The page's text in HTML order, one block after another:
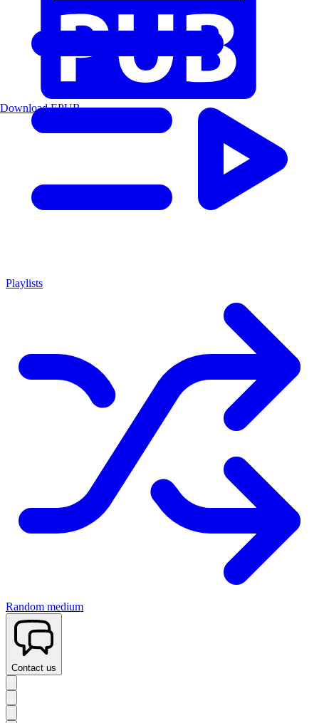
Playlists
Random medium
Contact us
Download EPUB